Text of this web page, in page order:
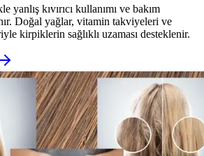
yanlış kıvırıcı kullanımı ve bakım
Doğal yağlar, vitamin takviyeleri ve
kirpiklerin sağlıklı uzaması desteklenir.